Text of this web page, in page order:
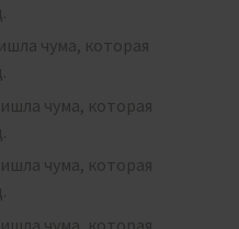
чума, которая
чума, которая
чума, которая
чума, которая